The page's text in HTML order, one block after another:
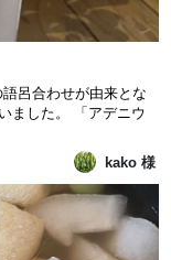
呂合わせが由来とな
ました。 「アデニウ
かもです。 私にとって
kako 様